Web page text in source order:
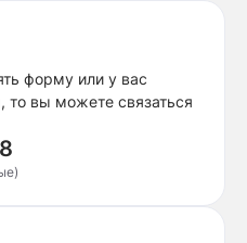
форму или у вас
то вы можете связаться